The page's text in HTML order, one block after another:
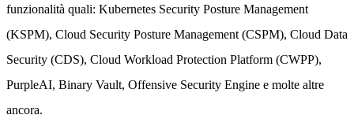
funzionalità quali: Kubernetes Security Posture Management
(KSPM), Cloud Security Posture Management (CSPM), Cloud Data
Security (CDS), Cloud Workload Protection Platform (CWPP),
PurpleAI, Binary Vault, Offensive Security Engine e molte altre
ancora.